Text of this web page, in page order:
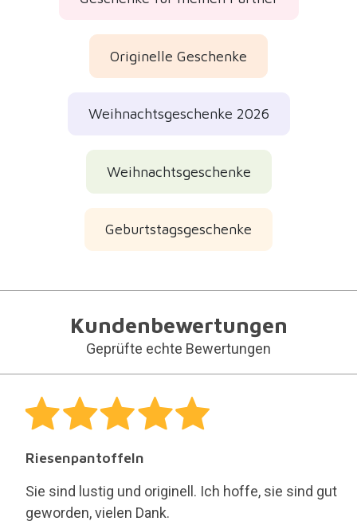
Originelle Geschenke
Weihnachtsgeschenke 2026
Weihnachtsgeschenke
Geburtstagsgeschenke
Kundenbewertungen
Geprüfte echte Bewertungen
Riesenpantoffeln
Sie sind lustig und originell. Ich hoffe, sie sind gut
geworden, vielen Dank.